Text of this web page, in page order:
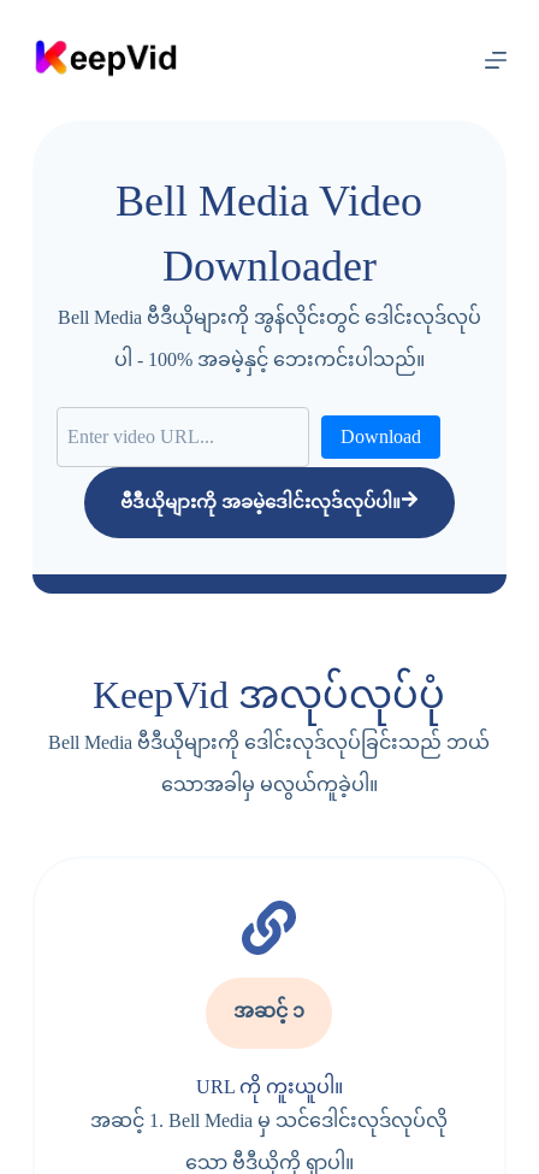
ကြေ
ကျေ
ပ
Bell Media Video
Downloader
Bell Media ဗီဒီယိုများကို အွန်လိုင်းတွင် ဒေါင်းလုဒ်လုပ်
ပါ - 100% အခမဲ့နှင့် ဘေးကင်းပါသည်။
Download
ဗီဒီယိုများကို အခမဲ့ဒေါင်းလုဒ်လုပ်ပါ။
KeepVid အလုပ်လုပ်ပုံ
Bell Media ဗီဒီယိုများကို ဒေါင်းလုဒ်လုပ်ခြင်းသည် ဘယ်
သောအခါမှ မလွယ်ကူခဲ့ပါ။
အဆင့် ၁
URL ကို ကူးယူပါ။
အဆင့် 1. Bell Media မှ သင်ဒေါင်းလုဒ်လုပ်လို
သော ဗီဒီယိုကို ရှာပါ။